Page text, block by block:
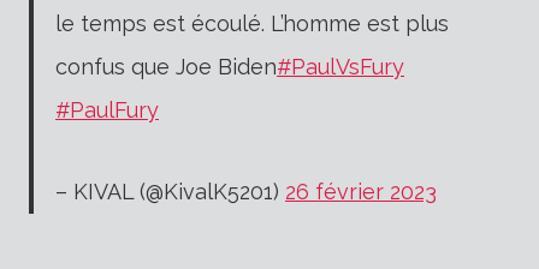
le temps est écoulé. L’homme est plus
confus que Joe Biden#PaulVsFury
#PaulFury
– KIVAL (@KivalK5201) 26 février 2023